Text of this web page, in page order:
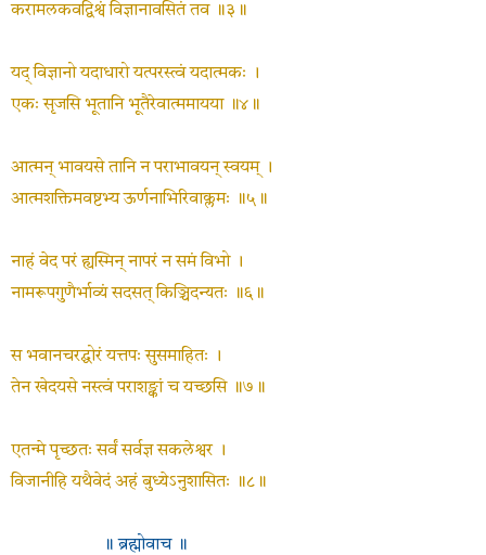
करामलकवद्विश्वं विज्ञानावसितं तव ॥३॥
यद् विज्ञानो यदाधारो यत्परस्त्वं यदात्मकः ।
एकः सृजसि भूतानि भूतैरेवात्ममायया ॥४॥
आत्मन् भावयसे तानि न पराभावयन् स्वयम् ।
आत्मशक्तिमवष्टभ्य ऊर्णनाभिरिवाक्लमः ॥५॥
नाहं वेद परं ह्यस्मिन् नापरं न समं विभो ।
नामरूपगुणैर्भाव्यं सदसत् किञ्चिदन्यतः ॥६॥
स भवानचरद्घोरं यत्तपः सुसमाहितः ।
तेन खेदयसे नस्त्वं पराशङ्कां च यच्छसि ॥७॥
एतन्मे पृच्छतः सर्वं सर्वज्ञ सकलेश्वर ।
विजानीहि यथैवेदं अहं बुध्येऽनुशासितः ॥८॥
॥ ब्रह्मोवाच ॥